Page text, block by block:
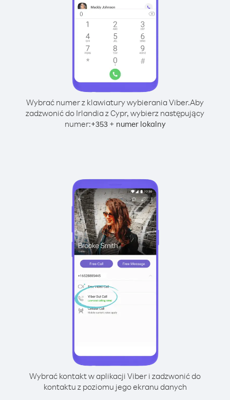
Wybrać numer z klawiatury wybierania Viber.Aby
zadzwonić do Irlandia z Cypr, wybierz następujący
numer:+353+ numer lokalny
Wybrać kontakt w aplikacji Viber i zadzwonić do
kontaktu z poziomu jego ekranu danych